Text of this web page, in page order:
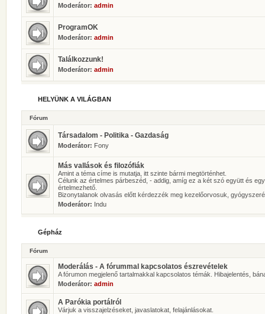
Moderátor: admin
ProgramOK
Moderátor: admin
Találkozzunk!
Moderátor: admin
HELYÜNK A VILÁGBAN
Fórum
Társadalom - Politika - Gazdaság
Moderátor: Fony
Más vallások és filozófiák
Amint a téma címe is mutatja, itt szinte bármi megtörténhet.
Célunk az értelmes párbeszéd, - addig, amíg ez a két szó együtt és
értelmezhető.
Bizonytalanok olvasás előtt kérdezzék meg kezelőorvosuk,
Moderátor: Indu
Gépház
Fórum
Moderálás - A fórummal kapcsolatos észrevételek
A fórumon megjelenő tartalmakkal kapcsolatos témák. Hibajelentés,
Moderátor: admin
A Parókia portálról
Várjuk a visszajelzéseket, javaslatokat, felajánlásokat.